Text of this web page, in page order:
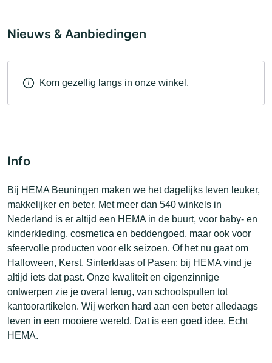
Nieuws & Aanbiedingen
Kom gezellig langs in onze winkel.
Info
Bij HEMA Beuningen maken we het dagelijks leven leuker,
makkelijker en beter. Met meer dan 540 winkels in
Nederland is er altijd een HEMA in de buurt, voor baby- en
kinderkleding, cosmetica en beddengoed, maar ook voor
sfeervolle producten voor elk seizoen. Of het nu gaat om
Halloween, Kerst, Sinterklaas of Pasen: bij HEMA vind je
altijd iets dat past. Onze kwaliteit en eigenzinnige
ontwerpen zie je overal terug, van schoolspullen tot
kantoorartikelen. Wij werken hard aan een beter alledaags
leven in een mooiere wereld. Dat is een goed idee. Echt
HEMA.